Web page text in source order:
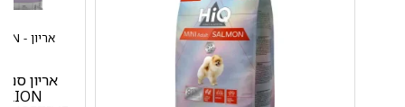
אריון - ARION
אריון